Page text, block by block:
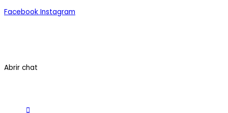
Facebook Instagram
Abrir chat